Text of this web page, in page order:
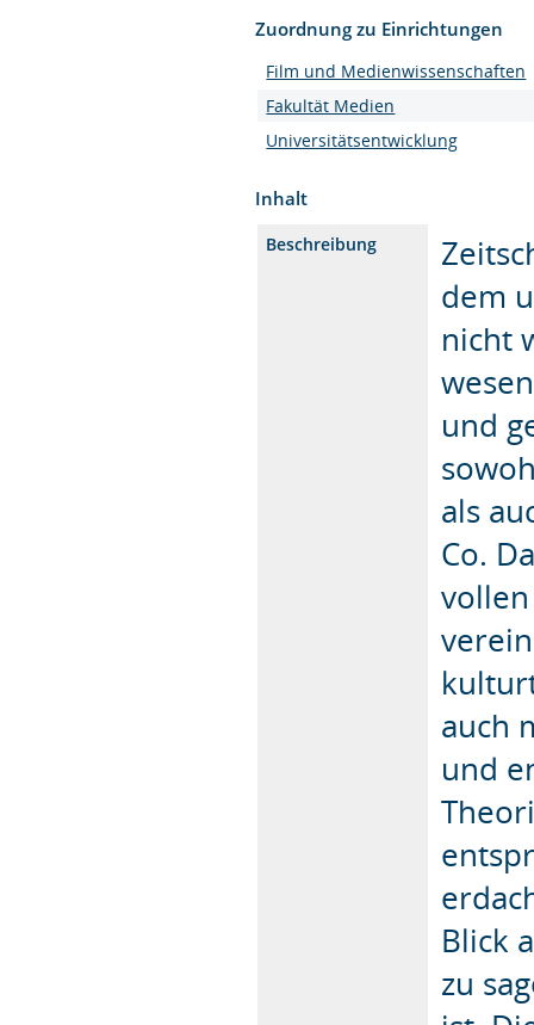
Zuordnung zu Einrichtungen
Film und Medienwissenschaften
Fakultät Medien
Universitätsentwicklung
Inhalt
Beschreibung
dem
nicht
und
als
Co.
auch
und
Blick
zu